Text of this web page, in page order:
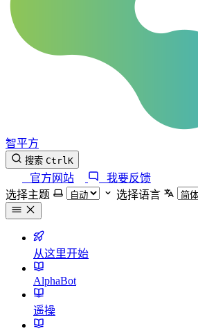
智平方
搜索 CtrlK
官方网站
我要反馈
选择主题
选择语言
从这里开始
AlphaBot
遥操